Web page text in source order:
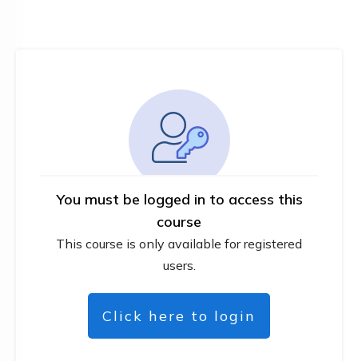
You must be logged in to access this
course
This course is only available for registered
users.
Click here to login